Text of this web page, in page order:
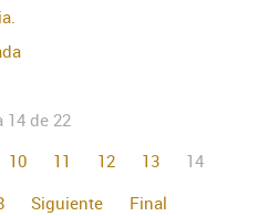
14 de 22
10 11 12 13
14
Siguiente Final